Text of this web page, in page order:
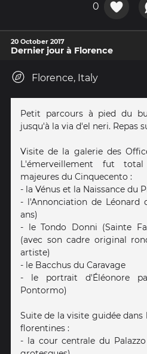
0
20 October 2017
Dernier jour à Florence
Florence, Italy
Petit parcours à pied du
jusqu'à la via d'el neri. Repas
Visite de la galerie des
L'émerveillement fut
majeures du Cinquecento :
- la Vénus et la Naissance du
- l'Annonciation de Léonard
ans)
- le Tondo Donni (Sainte
(avec son cadre original
artiste)
- le Bacchus du Caravage
- le portrait d'Éléonore
Pontormo)
Suite de la visite guidée dans
florentines :
- la cour centrale du